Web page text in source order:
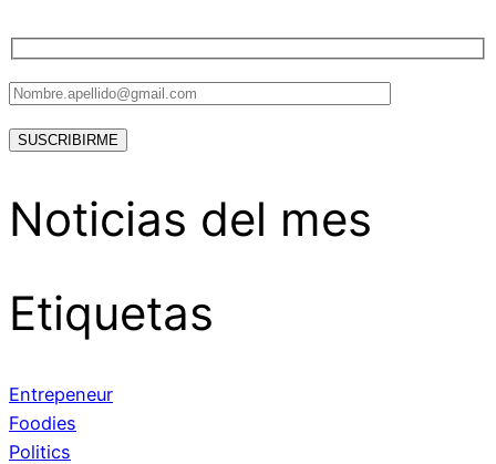
Noticias del mes
Etiquetas
Entrepeneur
Foodies
Politics